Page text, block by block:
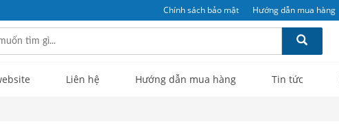
Chính sách bảo mật Hướng dẫn mua hàng
Liên hệ Hướng dẫn mua hàng Tin tức